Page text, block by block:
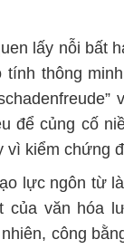
lấy nỗi bất
thông
”
để củng cố
vì kiểm chứng
lực ngôn từ
văn hóa
công